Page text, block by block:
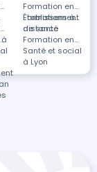
Formation en
Établissement
de santé
Formations à
distance
Formation en
Santé et social
à Lyon